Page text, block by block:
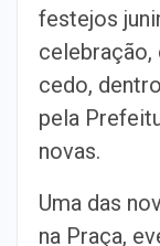
festejos
celebração,
cedo,
pela
novas.
Uma das
na Praça,